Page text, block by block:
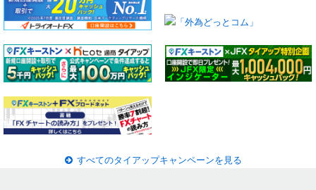
すべてのタイアップキャンペーンを見る